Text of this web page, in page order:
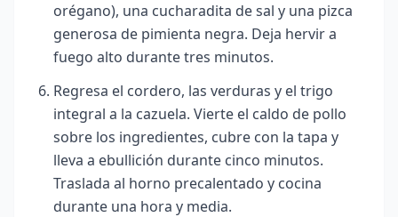
orégano), una cucharadita de sal y una pizca
generosa de pimienta negra. Deja hervir a
fuego alto durante tres minutos.
Regresa el cordero, las verduras y el trigo
integral a la cazuela. Vierte el caldo de pollo
sobre los ingredientes, cubre con la tapa y
lleva a ebullición durante cinco minutos.
Traslada al horno precalentado y cocina
durante una hora y media.